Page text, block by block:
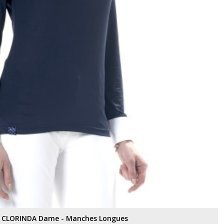
Dame - Manches Longues